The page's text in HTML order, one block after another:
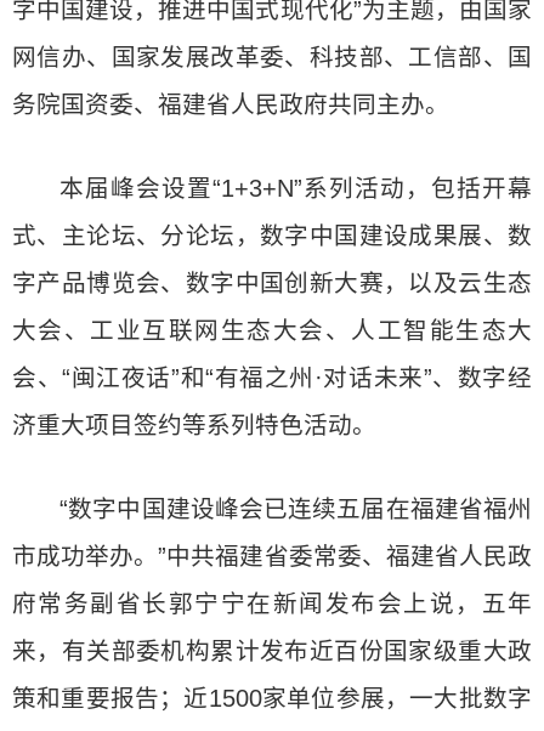
字中国建设，推进中国式现代化”为主题，由国家
网信办、国家发展改革委、科技部、工信部、国
务院国资委、福建省人民政府共同主办。
本届峰会设置“1+3+N”系列活动，包括开幕
式、主论坛、分论坛，数字中国建设成果展、数
字产品博览会、数字中国创新大赛，以及云生态
大会、工业互联网生态大会、人工智能生态大
会、“闽江夜话”和“有福之州·对话未来”、数字经
济重大项目签约等系列特色活动。
“数字中国建设峰会已连续五届在福建省福州
市成功举办。”中共福建省委常委、福建省人民政
府常务副省长郭宁宁在新闻发布会上说，五年
来，有关部委机构累计发布近百份国家级重大政
策和重要报告；近1500家单位参展，一大批数字